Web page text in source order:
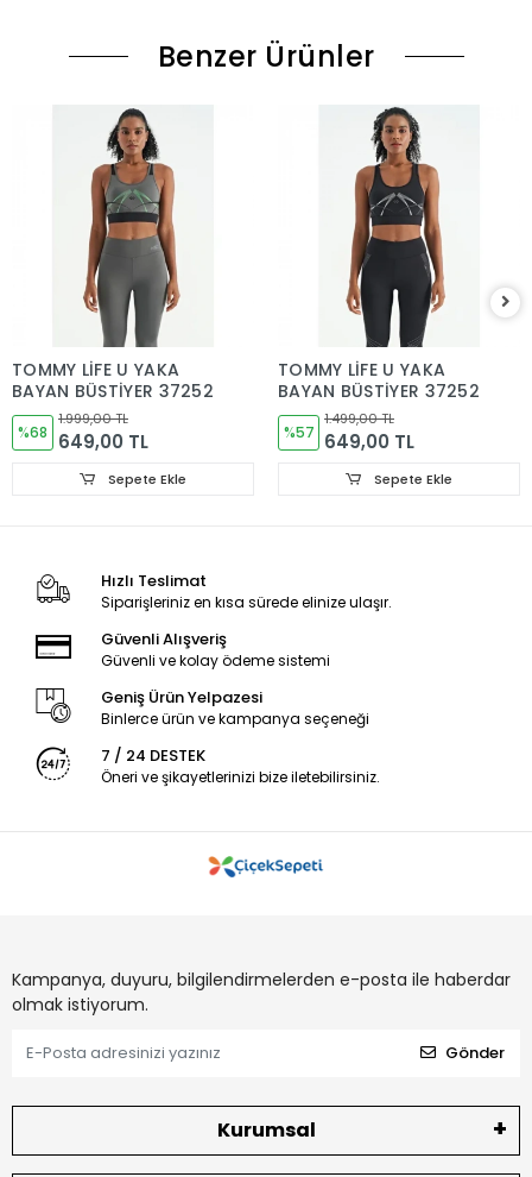
Benzer Ürünler
TOMMY LİFE U YAKA
BAYAN BÜSTİYER 37252
%68
1.999,00 TL
649,00 TL
Sepete Ekle
TOMMY LİFE U YAKA
BAYAN BÜSTİYER 37252
%57
1.499,00 TL
649,00 TL
Sepete Ekle
Hızlı Teslimat
Siparişleriniz en kısa sürede elinize ulaşır.
Güvenli Alışveriş
Güvenli ve kolay ödeme sistemi
Geniş Ürün Yelpazesi
Binlerce ürün ve kampanya seçeneği
7 / 24 DESTEK
Öneri ve şikayetlerinizi bize iletebilirsiniz.
Kampanya, duyuru, bilgilendirmelerden e-posta ile haberdar
olmak istiyorum.
Gönder
Kurumsal